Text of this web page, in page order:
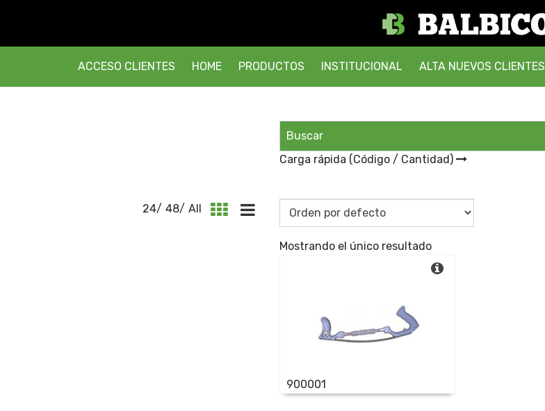
ACCESO CLIENTES HOME PRODUCTOS INSTITUCIONAL ALTA NUEVOS CLIENTES
Carga rápida (Código / Cantidad)
24/ 48/ All
Mostrando el único resultado
900001